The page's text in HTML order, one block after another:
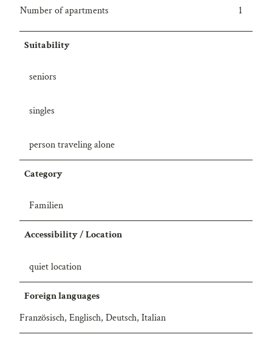
4
7
Number of apartments
1
Suitability
seniors
singles
person traveling alone
Category
Familien
Accessibility / Location
quiet location
Foreign languages
Französisch, Englisch, Deutsch, Italian